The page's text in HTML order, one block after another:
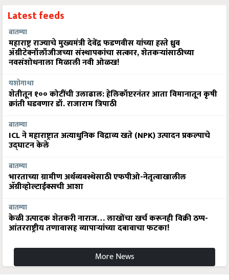
Latest feeds
बातम्या
महाराष्ट्र राज्याचे मुख्यमंत्री देवेंद्र फडणवीस यांच्या हस्ते ध्रुव
ॲग्रीटेक्नॉलॉजीजच्या संस्थापकांचा सत्कार, शेतकऱ्यांसाठीच्या
नवसंशोधनाला मिळाली नवी ओळख!
यशोगाथा
शेतीतून १०० कोटींची उलाढाल: हेलिकॉप्टरनंतर आता विमानातून कृषी
क्रांती घडवणार डॉ. राजाराम त्रिपाठी
बातम्या
ICL ने महाराष्ट्रात अत्याधुनिक विद्राव्य खते (NPK) उत्पादन प्रकल्पाचे
उद्घाटन केले
बातम्या
भारताच्या ग्रामीण अर्थव्यवस्थेसाठी एफपीओ-नेतृत्वाखालील
अ‍ॅग्रीव्होल्टाईक्सची आशा
बातम्या
केळी उत्पादक शेतकरी नाराज… लाखोंचा खर्च करूनही विक्री ठप्प-
आंतरराष्ट्रीय तणावासह व्यापाऱ्यांच्या दबावाचा फटका!
More News